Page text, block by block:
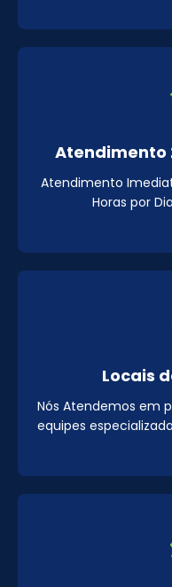
Atendimento
Atendimento
Horas por
Locais
Nós Atendemos em
equipes